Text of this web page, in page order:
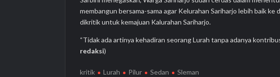
membangun bersama-sama agar Kelurahan Sariharjo lebih baik ke
dikritik untuk kemajuan Kalurahan Sariharjo.
“Tidak ada artinya kehadiran seorang Lurah tanpa adanya
redaksi)
kritik Lurah Pilur Sedan Sleman